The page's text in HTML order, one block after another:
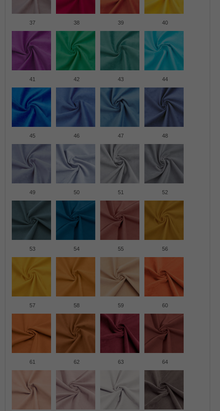
37 38 39 40
41 42 43 44
45 46 47 48
49 50 51 52
53 54 55 56
57 58 59 60
61 62 63 64